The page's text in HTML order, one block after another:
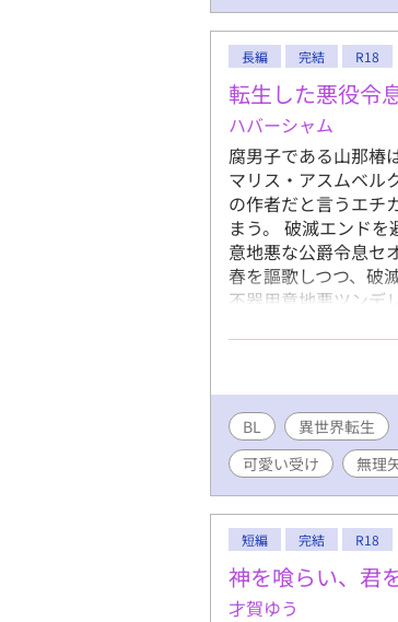
長編 完結 R18
転生した悪役令
ハバーシャム
腐男子である山那椿
マリス・アスムベル
の作者だと言うエチ
まう。 破滅エンド
意地悪な公爵令息
春を謳歌しつつ、破
不器用意地悪ツンデ
ス固定cp くっつく
描写は2年生以降で
描写、嫌われ要素
人との性的な描写が
る人向け 誤字脱字お
BL 異世界転生
可愛い受け
無理
短編 完結 R18
神を喰らい、君
才賀ゆう